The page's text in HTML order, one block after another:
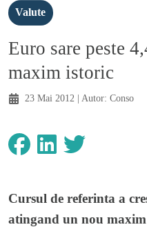
Valute
Euro sare peste
maxim istoric
23 Mai 2012 | Autor: Conso
Cursul de referinta a
atingand un nou